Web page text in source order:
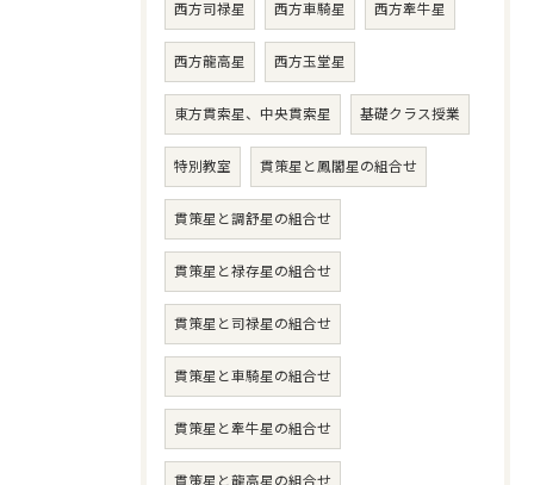
西方司禄星 西方車騎星 西方牽牛星
西方龍高星 西方玉堂星
東方貫索星、中央貫索星 基礎クラス授業
特別教室 貫策星と鳳閣星の組合せ
貫策星と調舒星の組合せ
貫策星と禄存星の組合せ
貫策星と司禄星の組合せ
貫策星と車騎星の組合せ
貫策星と牽牛星の組合せ
貫策星と龍高星の組合せ